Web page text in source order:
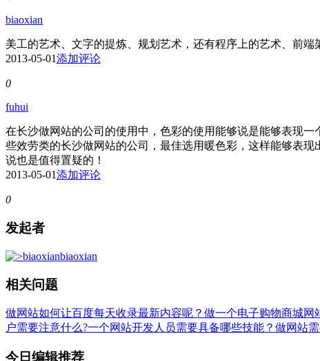
biaoxian
美工的艺术、文字的提炼、规划艺术，还有程序上的艺术、前
2013-05-01添加评论
0
fuhui
在长沙做网站的公司的使用中，色彩的使用能够说是能够表现
些效劳类的长沙做网站的公司，最佳选用暖色彩，这样能够表
说也是值得置疑的！
2013-05-01添加评论
0
发起者
biaoxian
相关问题
做网站如何让百度每天收录最新内容呢？ 做一个电子购物商城网
户需要注意什么?一个网站开发人员需要具备哪些技能？ 做网站
今日编辑推荐